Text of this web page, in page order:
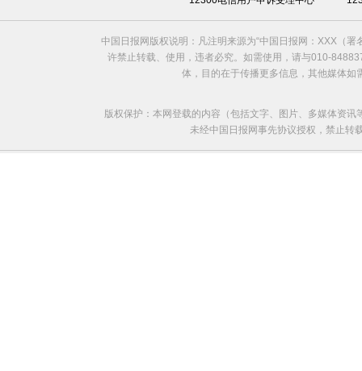
中国日报网版权说明：凡注明来源为“中国日报网：XXX（
许禁止转载、使用，违者必究。如需使用，请与010-
体，目的在于传播更多信息，其他媒体
版权保护：本网登载的内容（包括文字、图片、多媒体资
未经中国日报网事先协议授权，禁止转